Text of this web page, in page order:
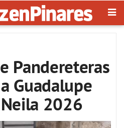
Pandereteras
Guadalupe
2026